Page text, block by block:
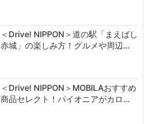
＜Drive! NIPPON＞道の駅「まえばし
赤城」の楽しみ方！グルメや周辺…
＜Drive! NIPPON＞MOBILAおすすめ
商品セレクト！パイオニアがカロ…